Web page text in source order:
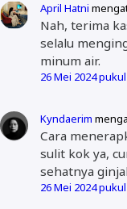
April Hatni
Nah, terima
selalu
minum air.
26 Mei 2024
Kyndaerim
Cara
sulit kok ya,
sehatnya
26 Mei 2024